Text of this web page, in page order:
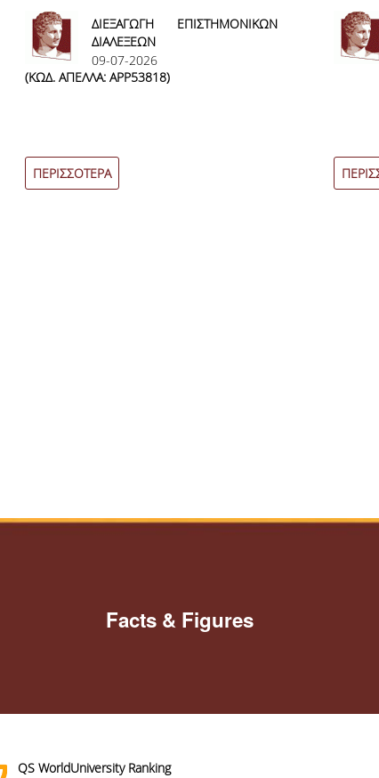
ΔΙΕΞΑΓΩΓΗ ΕΠΙΣΤΗΜΟΝΙΚΩΝ
ΔΙΑΛΕΞΕΩΝ
09-07-2026
(ΚΩΔ. ΑΠΕΛΛΑ: APP53818)
ΠΕΡΙΣΣΟΤΕΡΑ
Facts & Figures
QS WorldUniversity Ranking